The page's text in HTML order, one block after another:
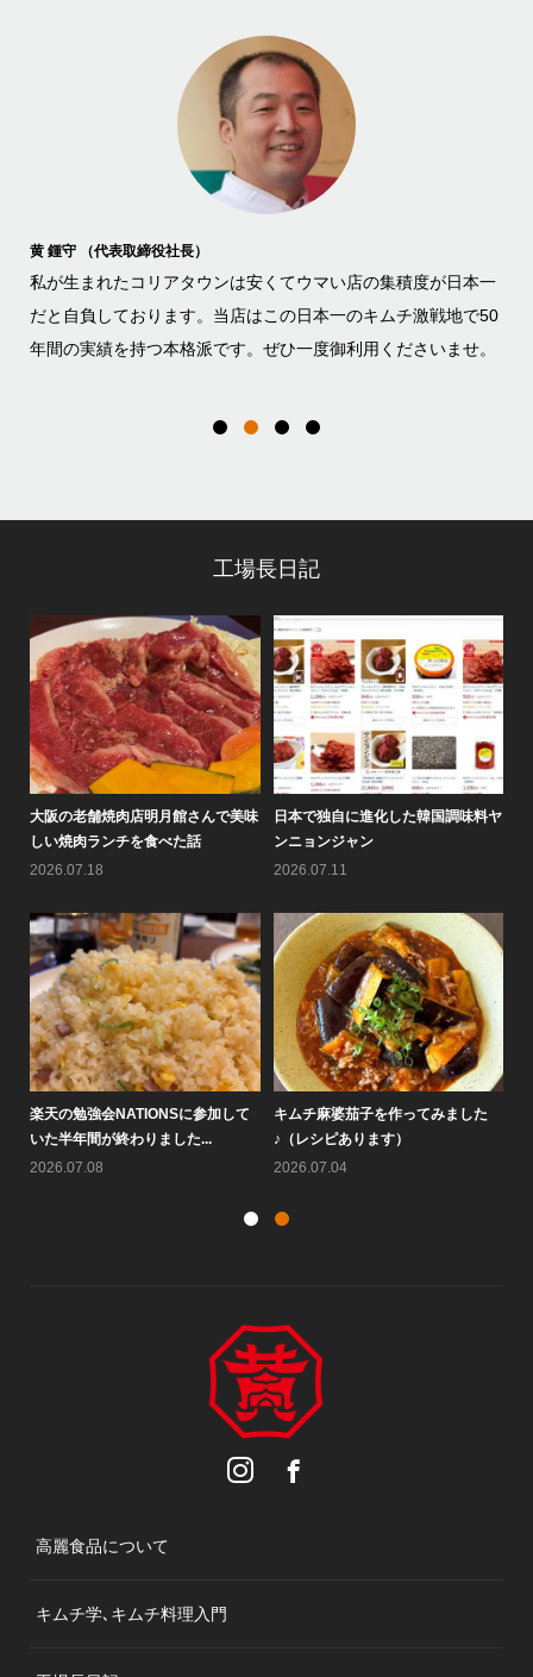
黄 仁守 （取締役専務）
営業部を統括しております次男の黄仁守です。 黄家の味を出来
るだけたくさんのお客様に手軽に食べていただけるよう、全国
の量販店様へ営業に出かけています。 まずは大阪の何処でも手
工場長日記
情報バラエティ番組「せやねん！」
のメチャ売れ！！のコーナーで...
2026.08.05
黄（ファン）倶楽部通信2026年8月
号を作りました♪
2026.08.01
大阪鶴橋黄さんのピビン麺が人気で
す♪
2026.07.25
なぜ7月にキムチは売れないの
か？！
2026.07.22
高麗食品について
キムチ学､キムチ料理入門